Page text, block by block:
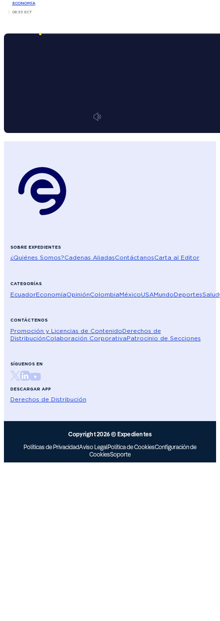
ECONOMÍA
08:33 ECT
SOBRE EXPEDIENTES
¿Quiénes Somos?Cadenas AliadasContáctanosCarta al Editor
CATEGORÍAS
EcuadorEconomíaOpiniónColombiaMéxicoUSAMundoDeportesSalud
CONTÁCTENOS
Promoción y Licencias de ContenidoDerechos de
DistribuciónColaboración CorporativaPatrocinio de Secciones
SÍGUENOS EN
DESCARGAR APP
Derechos de Distribución
Copyright 2026 © Expedientes
Políticas de PrivacidadAviso LegalPolítica de CookiesConfiguración de
CookiesSoporte